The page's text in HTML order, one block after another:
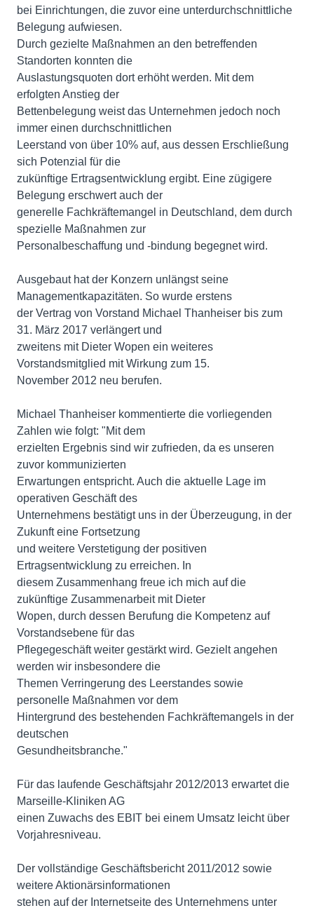
bei Einrichtungen, die zuvor eine unterdurchschnittliche
Belegung aufwiesen.
Durch gezielte Maßnahmen an den betreffenden
Standorten konnten die
Auslastungsquoten dort erhöht werden. Mit dem
erfolgten Anstieg der
Bettenbelegung weist das Unternehmen jedoch noch
immer einen durchschnittlichen
Leerstand von über 10% auf, aus dessen Erschließung
sich Potenzial für die
zukünftige Ertragsentwicklung ergibt. Eine zügigere
Belegung erschwert auch der
generelle Fachkräftemangel in Deutschland, dem durch
spezielle Maßnahmen zur
Personalbeschaffung und -bindung begegnet wird.
Ausgebaut hat der Konzern unlängst seine
Managementkapazitäten. So wurde erstens
der Vertrag von Vorstand Michael Thanheiser bis zum
31. März 2017 verlängert und
zweitens mit Dieter Wopen ein weiteres
Vorstandsmitglied mit Wirkung zum 15.
November 2012 neu berufen.
Michael Thanheiser kommentierte die vorliegenden
Zahlen wie folgt: "Mit dem
erzielten Ergebnis sind wir zufrieden, da es unseren
zuvor kommunizierten
Erwartungen entspricht. Auch die aktuelle Lage im
operativen Geschäft des
Unternehmens bestätigt uns in der Überzeugung, in der
Zukunft eine Fortsetzung
und weitere Verstetigung der positiven
Ertragsentwicklung zu erreichen. In
diesem Zusammenhang freue ich mich auf die
zukünftige Zusammenarbeit mit Dieter
Wopen, durch dessen Berufung die Kompetenz auf
Vorstandsebene für das
Pflegegeschäft weiter gestärkt wird. Gezielt angehen
werden wir insbesondere die
Themen Verringerung des Leerstandes sowie
personelle Maßnahmen vor dem
Hintergrund des bestehenden Fachkräftemangels in der
deutschen
Gesundheitsbranche."
Für das laufende Geschäftsjahr 2012/2013 erwartet die
Marseille-Kliniken AG
einen Zuwachs des EBIT bei einem Umsatz leicht über
Vorjahresniveau.
Der vollständige Geschäftsbericht 2011/2012 sowie
weitere Aktionärsinformationen
stehen auf der Internetseite des Unternehmens unter